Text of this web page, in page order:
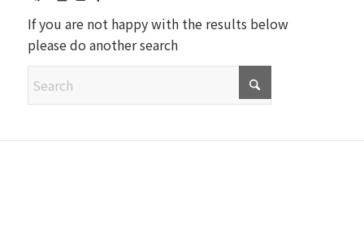
If you are not happy with the results below
please do another search